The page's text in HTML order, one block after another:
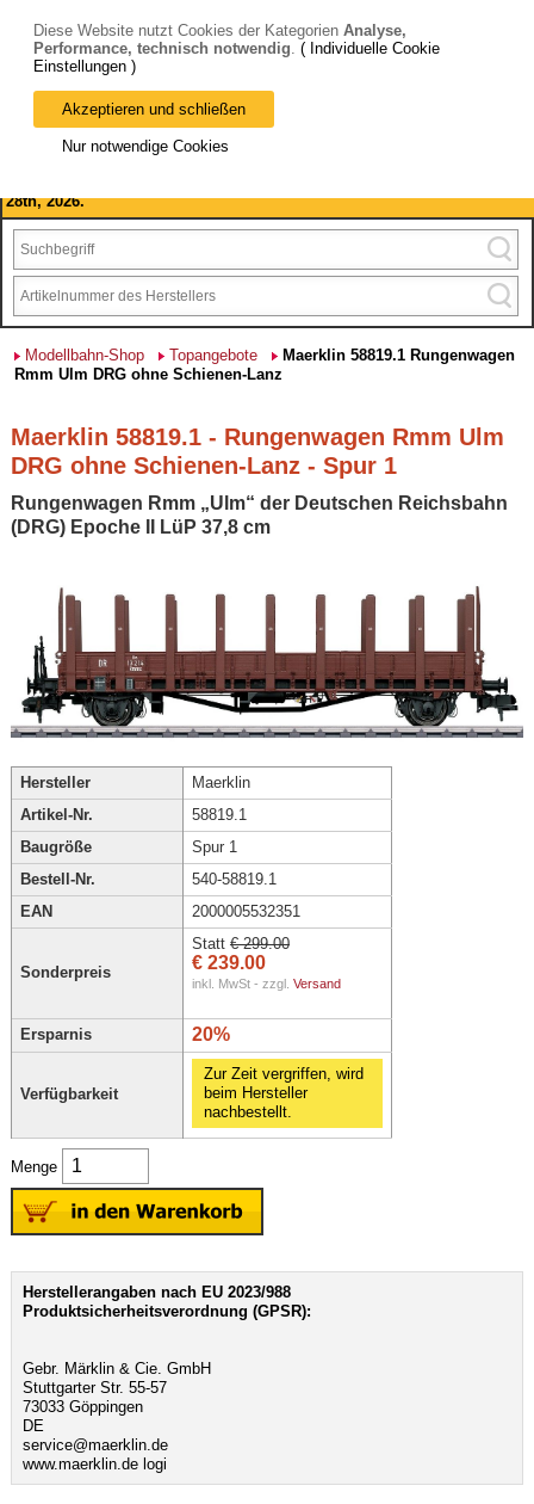
Bitte beachten Sie: wir machen Betriebsferien, vom 03. bis 28.
August 2026 haben wir geschlossen.
28th, 2026.
Modellbahn-Shop Topangebote
Maerklin 58819.1 Rungenwagen
Rmm Ulm DRG ohne Schienen-Lanz
Maerklin 58819.1 - Rungenwagen Rmm Ulm
DRG ohne Schienen-Lanz - Spur 1
Rungenwagen Rmm „Ulm“ der Deutschen Reichsbahn
(DRG) Epoche II LüP 37,8 cm
Hersteller
Maerklin
Artikel-Nr.
58819.1
Baugröße
Spur 1
Bestell-Nr.
540-58819.1
EAN
2000005532351
Sonderpreis
Statt € 299.00
€ 239.00
inkl. MwSt - zzgl. Versand
Ersparnis 20%
Verfügbarkeit
Zur Zeit vergriffen, wird
beim Hersteller
nachbestellt.
Menge
Herstellerangaben nach EU 2023/988
Produktsicherheitsverordnung (GPSR):
Gebr. Märklin & Cie. GmbH
Stuttgarter Str. 55-57
73033 Göppingen
DE
service@maerklin.de
www.maerklin.de logi
Diese Website nutzt Cookies der Kategorien Analyse,
Performance, technisch notwendig. ( Individuelle Cookie
Einstellungen )
Akzeptieren und schließen
Nur notwendige Cookies